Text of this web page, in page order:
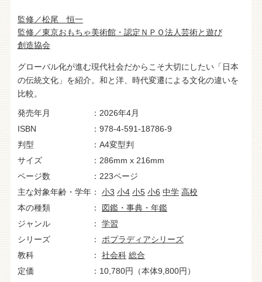
監修／松尾 恒一
監修／東京おもちゃ美術館・認定ＮＰＯ法人芸術と遊び
創造協会
グローバル化が進む現代社会だからこそ大切にしたい「日本
の伝統文化」を紹介。和と洋、時代変遷による文化の違いを
比較。
発売年月
2026年4月
ISBN
978-4-591-18786-9
判型
A4変型判
サイズ
286mm x 216mm
ページ数
223ページ
主な対象年齢・学年
小3 小4 小5 小6 中学 高校
本の種類
図鑑・事典・年鑑
ジャンル
学習
シリーズ
ポプラディアシリーズ
教科
社会科 総合
定価
10,780円（本体9,800円）